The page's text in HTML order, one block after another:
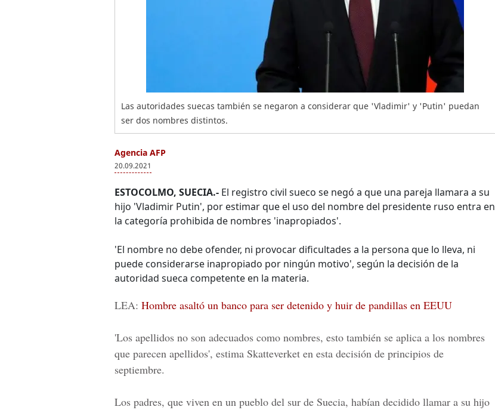
Las autoridades suecas también se negaron a considerar que 'Vladimir' y 'Putin' puedan
ser dos nombres distintos.
Agencia AFP
20.09.2021
ESTOCOLMO, SUECIA.- El registro civil sueco se negó a que una pareja llamara a su
hijo 'Vladimir Putin', por estimar que el uso del nombre del presidente ruso entra en
la categoría prohibida de nombres 'inapropiados'.
'El nombre no debe ofender, ni provocar dificultades a la persona que lo lleva, ni
puede considerarse inapropiado por ningún motivo', según la decisión de la
autoridad sueca competente en la materia.
LEA: Hombre asaltó un banco para ser detenido y huir de pandillas en EEUU
'Los apellidos no son adecuados como nombres, esto también se aplica a los nombres
que parecen apellidos', estima Skatteverket en esta decisión de principios de
septiembre.
Los padres, que viven en un pueblo del sur de Suecia, habían decidido llamar a su hijo